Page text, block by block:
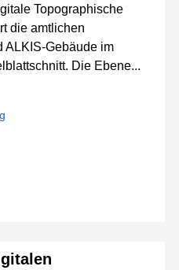
Topographische
die amtlichen
ALKIS-Gebäude im
Die Ebene...